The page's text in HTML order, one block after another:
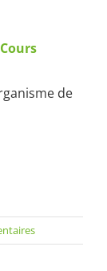
Cours
de